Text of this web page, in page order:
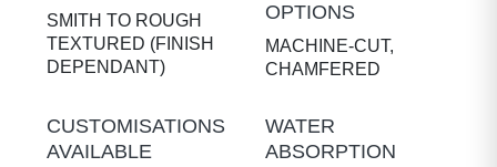
SMITH TO ROUGH
TEXTURED (FINISH
DEPENDANT)
OPTIONS
MACHINE-CUT,
CHAMFERED
CUSTOMISATIONS
AVAILABLE
WATER
ABSORPTION